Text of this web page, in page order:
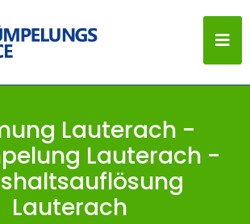
Lauterach -
Lauterach -
Lauterach